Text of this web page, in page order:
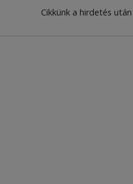
Cikkünk a hirdetés